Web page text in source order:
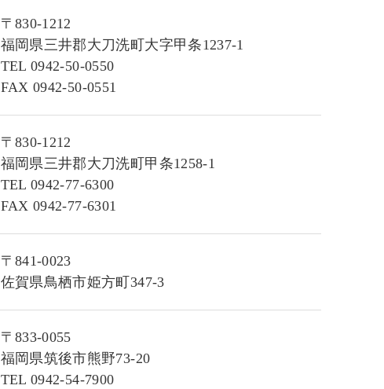
〒830-1212
福岡県三井郡大刀洗町大字甲条1237-1
TEL 0942-50-0550
FAX 0942-50-0551
〒830-1212
福岡県三井郡大刀洗町甲条1258-1
TEL 0942-77-6300
FAX 0942-77-6301
〒841-0023
佐賀県鳥栖市姫方町347-3
〒833-0055
福岡県筑後市熊野73-20
TEL 0942-54-7900